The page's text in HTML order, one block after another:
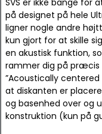
på designet på hele
ligner nogle andre
kun gjort for at skille
en akustisk funktion,
rammer dig på præcis
”Acoustically
at diskanten er
og basenhed over og
konstruktion (kun på